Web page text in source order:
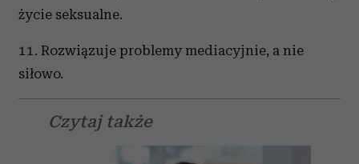
życie seksualne.
11. Rozwiązuje problemy mediacyjnie, a nie
siłowo.
Czytaj także